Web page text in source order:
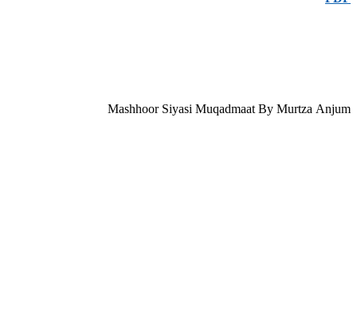
Mashhoor Siyasi Muqadmaat By Murtza Anjum